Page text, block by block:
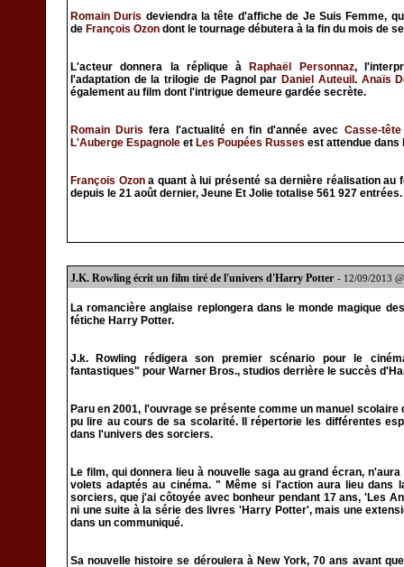
Romain Duris deviendra la tête d'affiche de Je Suis Femme,
de François Ozon dont le tournage débutera à la fin du mois de
L'acteur donnera la réplique à Raphaël Personnaz,
l'adaptation de la trilogie de Pagnol par Daniel Auteuil . Anaïs
également au film dont l'intrigue demeure gardée secrète.
Romain Duris fera l'actualité en fin d'année avec Casse-
L'Auberge Espagnole et Les Poupées Russes est attendue dans
François Ozona quant à lui présenté sa dernière réalisation au
depuis le 21 août dernier, Jeune Et Jolie totalise 561 927 entrées.
J.K. Rowling écrit un film tiré de l'univers d'Harry Potter - 12/09/2013
La romancière anglaise replongera dans le monde magique
fétiche Harry Potter.
J.k. Rowling rédigera son premier scénario pour le
fantastiques" pour Warner Bros., studios derrière le succès
Paru en 2001, l'ouvrage se présente comme un manuel
pu lire au cours de sa scolarité. Il répertorie les différentes
dans l'univers des sorciers.
Le film, qui donnera lieu à nouvelle saga au grand écran,
volets adaptés au cinéma. " Même si l'action aura lieu dans
sorciers, que j'ai côtoyée avec bonheur pendant 17 ans, 'Les
ni une suite à la série des livres 'Harry Potter', mais une
dans un communiqué.
Sa nouvelle histoire se déroulera à New York, 70 ans avant